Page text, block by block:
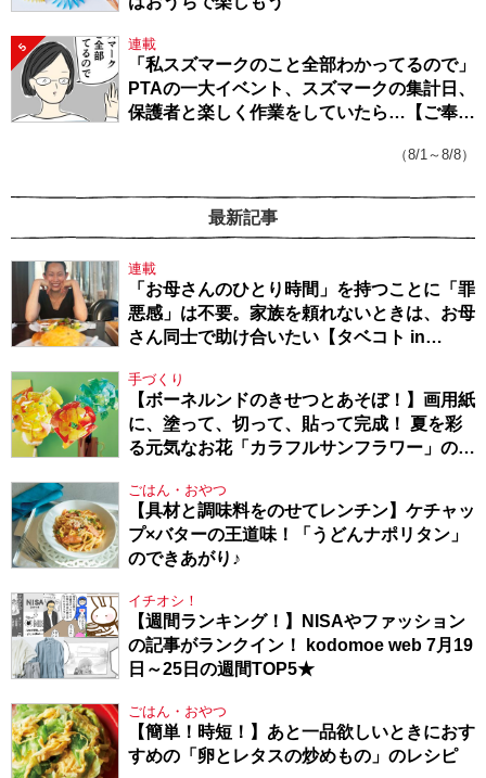
5 連載
「私スズマークのこと全部わかってるので」
PTAの一大イベント、スズマークの集計日、
保護者と楽しく作業をしていたら…【ご奉仕
（8/1～8/8）
最新記事
連載
「お母さんのひとり時間」を持つことに「罪
悪感」は不要。家族を頼れないときは、お母
さん同士で助け合いたい【タベコト in
手づくり
【ボーネルンドのきせつとあそぼ！】画用紙
に、塗って、切って、貼って完成！ 夏を彩
る元気なお花「カラフルサンフラワー」の作
ごはん・おやつ
【具材と調味料をのせてレンチン】ケチャッ
プ×バターの王道味！「うどんナポリタン」
のできあがり♪
イチオシ！
【週間ランキング！】NISAやファッション
の記事がランクイン！ kodomoe web 7月19
日～25日の週間TOP5★
ごはん・おやつ
【簡単！時短！】あと一品欲しいときにおす
すめの「卵とレタスの炒めもの」のレシピ